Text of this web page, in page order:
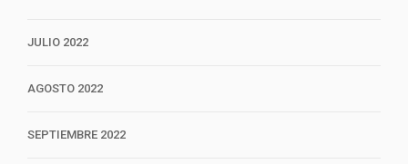
JULIO 2022
AGOSTO 2022
SEPTIEMBRE 2022